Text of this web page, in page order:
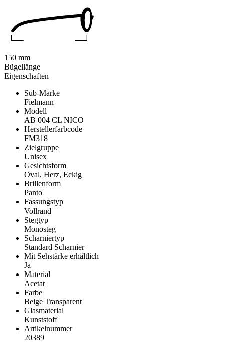
Eigenschaften
Sub-Marke
Fielmann
Modell
AB 004 CL NICO
Herstellerfarbcode
FM318
Zielgruppe
Unisex
Gesichtsform
Oval, Herz, Eckig
Brillenform
Panto
Fassungstyp
Vollrand
Stegtyp
Monosteg
Scharniertyp
Standard Scharnier
Mit Sehstärke erhältlich
Ja
Material
Acetat
Farbe
Beige Transparent
Glasmaterial
Kunststoff
Artikelnummer
20389
150 mm
Bügellänge